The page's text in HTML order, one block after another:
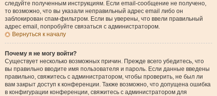
следуйте полученным инструкциям. Если email-сообщение не получено,
то возможно, что вы указали неправильный адрес email либо он
заблокирован спам-фильтром. Если вы уверены, что ввели правильный
адрес email, попробуйте связаться с администратором.
Вернуться к началу
Почему я не могу войти?
Существует несколько возможных причин. Прежде всего убедитесь, что
вы правильно вводите имя пользователя и пароль. Если данные введены
правильно, свяжитесь с администратором, чтобы проверить, не был ли
вам закрыт доступ к конференции. Также возможно, что допущена ошибка
в конфигурации конференции, свяжитесь с администратором для